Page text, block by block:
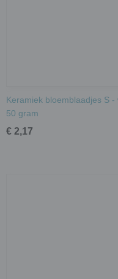
Keramiek bloemblaadjes S -
50 gram
€ 2,17